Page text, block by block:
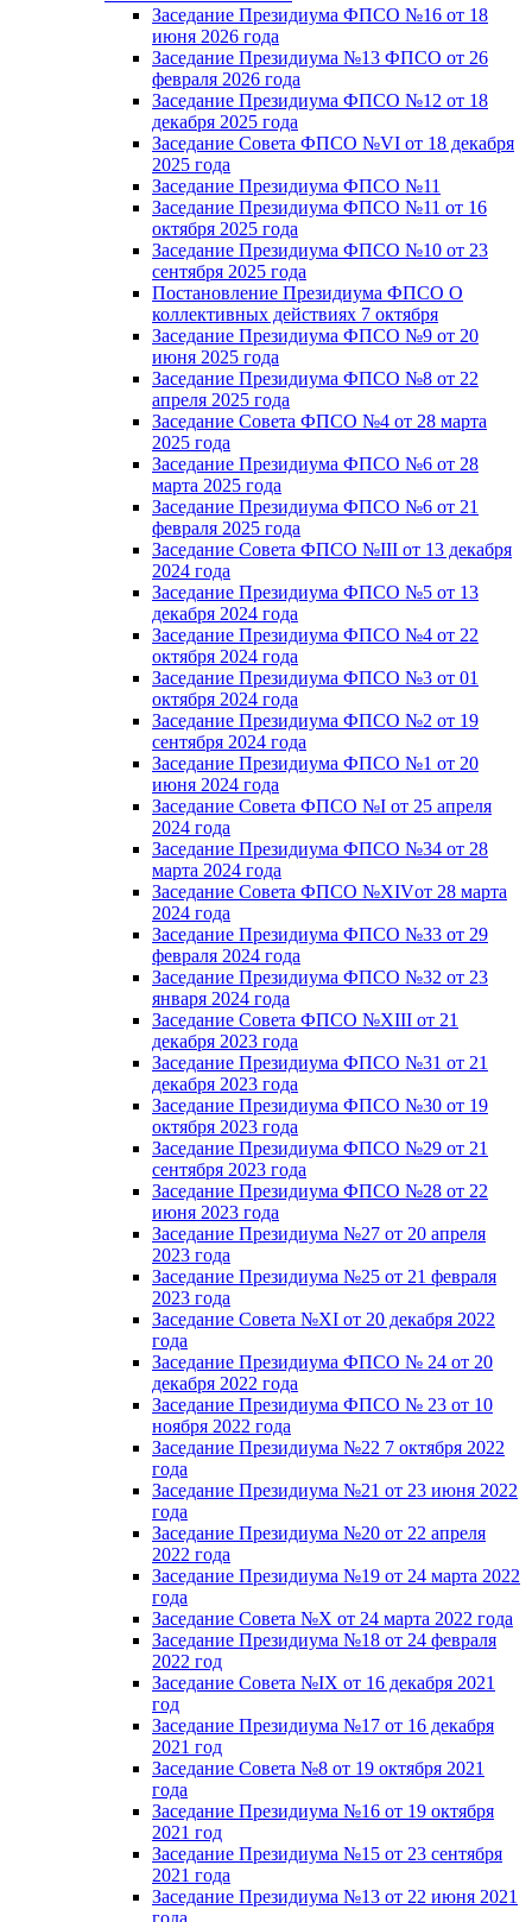
Заседание Президиума ФПСО №16 от 18
июня 2026 года
Заседание Президиума №13 ФПСО от 26
февраля 2026 года
Заседание Президиума ФПСО №12 от 18
декабря 2025 года
Заседание Совета ФПСО №VI от 18 декабря
2025 года
Заседание Президиума ФПСО №11
Заседание Президиума ФПСО №11 от 16
октября 2025 года
Заседание Президиума ФПСО №10 от 23
сентября 2025 года
Постановление Президиума ФПСО О
коллективных действиях 7 октября
Заседание Президиума ФПСО №9 от 20
июня 2025 года
Заседание Президиума ФПСО №8 от 22
апреля 2025 года
Заседание Совета ФПСО №4 от 28 марта
2025 года
Заседание Президиума ФПСО №6 от 28
марта 2025 года
Заседание Президиума ФПСО №6 от 21
февраля 2025 года
Заседание Совета ФПСО №III от 13 декабря
2024 года
Заседание Президиума ФПСО №5 от 13
декабря 2024 года
Заседание Президиума ФПСО №4 от 22
октября 2024 года
Заседание Президиума ФПСО №3 от 01
октября 2024 года
Заседание Президиума ФПСО №2 от 19
сентября 2024 года
Заседание Президиума ФПСО №1 от 20
июня 2024 года
Заседание Совета ФПСО №I от 25 апреля
2024 года
Заседание Президиума ФПСО №34 от 28
марта 2024 года
Заседание Совета ФПСО №XIVот 28 марта
2024 года
Заседание Президиума ФПСО №33 от 29
февраля 2024 года
Заседание Президиума ФПСО №32 от 23
января 2024 года
Заседание Совета ФПСО №XIII от 21
декабря 2023 года
Заседание Президиума ФПСО №31 от 21
декабря 2023 года
Заседание Президиума ФПСО №30 от 19
октября 2023 года
Заседание Президиума ФПСО №29 от 21
сентября 2023 года
Заседание Президиума ФПСО №28 от 22
июня 2023 года
Заседание Президиума №27 от 20 апреля
2023 года
Заседание Президиума №25 от 21 февраля
2023 года
Заседание Совета №XI от 20 декабря 2022
года
Заседание Президиума ФПСО № 24 от 20
декабря 2022 года
Заседание Президиума ФПСО № 23 от 10
ноября 2022 года
Заседание Президиума №22 7 октября 2022
года
Заседание Президиума №21 от 23 июня 2022
года
Заседание Президиума №20 от 22 апреля
2022 года
Заседание Президиума №19 от 24 марта 2022
года
Заседание Совета №X от 24 марта 2022 года
Заседание Президиума №18 от 24 февраля
2022 год
Заседание Совета №IX от 16 декабря 2021
год
Заседание Президиума №17 от 16 декабря
2021 год
Заседание Совета №8 от 19 октября 2021
года
Заседание Президиума №16 от 19 октября
2021 год
Заседание Президиума №15 от 23 сентября
2021 года
Заседание Президиума №13 от 22 июня 2021
года